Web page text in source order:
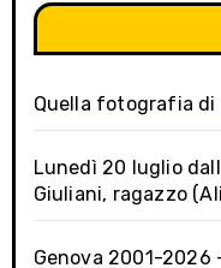
t
i
o
n
Quella fotografia di
Lunedì 20 luglio
Giuliani, ragazzo
Genova 2001-2026